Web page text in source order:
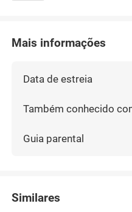
Mais informações
Data de estreia
Também conhecido
Guia parental
Similares